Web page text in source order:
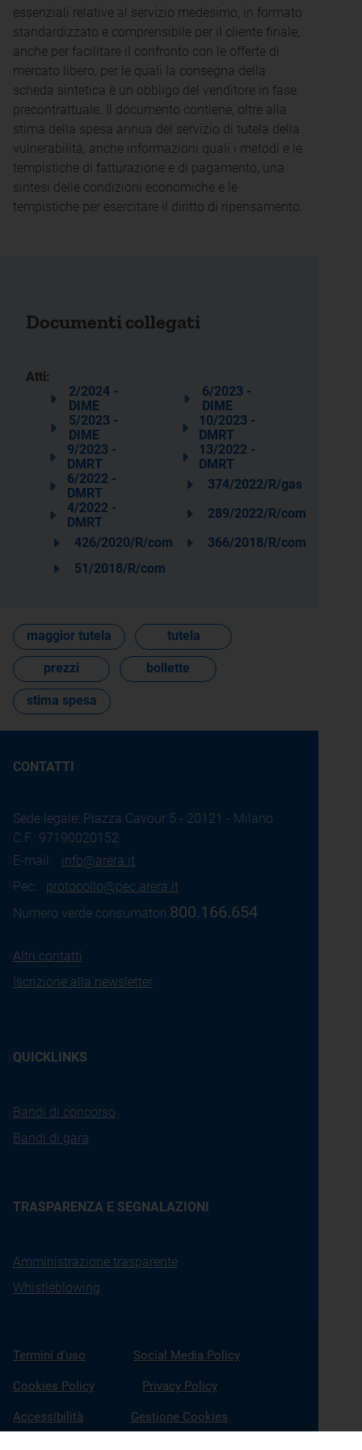
essenziali relative al servizio medesimo, in formato
standardizzato e comprensibile per il cliente finale,
anche per facilitare il confronto con le offerte di
mercato libero, per le quali la consegna della
scheda sintetica è un obbligo del venditore in fase
precontrattuale. Il documento contiene, oltre alla
stima della spesa annua del servizio di tutela della
vulnerabilità, anche informazioni quali i metodi e le
tempistiche di fatturazione e di pagamento, una
sintesi delle condizioni economiche e le
tempistiche per esercitare il diritto di ripensamento.
Documenti collegati
Atti:
2/2024 -
DIME
6/2023 -
DIME
5/2023 -
DIME
10/2023 -
DMRT
9/2023 -
DMRT
13/2022 -
DMRT
6/2022 -
DMRT
374/2022/R/gas
4/2022 -
DMRT
289/2022/R/com
426/2020/R/com
366/2018/R/com
51/2018/R/com
maggior tutela tutela
prezzi bollette
stima spesa
CONTATTI
Sede legale: Piazza Cavour 5 - 20121 - Milano
C.F.: 97190020152
E-mail: info@arera.it
Pec: protocollo@pec.arera.it
Numero verde consumatori:800.166.654
Altri contatti
Iscrizione alla newsletter
QUICKLINKS
Bandi di concorso
Bandi di gara
TRASPARENZA E SEGNALAZIONI
Amministrazione trasparente
Whistleblowing
Termini d'uso Social Media Policy
Cookies Policy Privacy Policy
Accessibilità Gestione Cookies